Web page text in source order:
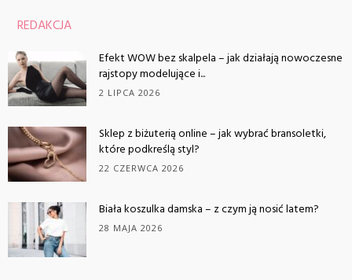
REDAKCJA
Efekt WOW bez skalpela – jak działają nowoczesne
rajstopy modelujące i...
2 LIPCA 2026
Sklep z biżuterią online – jak wybrać bransoletki,
które podkreślą styl?
22 CZERWCA 2026
Biała koszulka damska – z czym ją nosić latem?
28 MAJA 2026